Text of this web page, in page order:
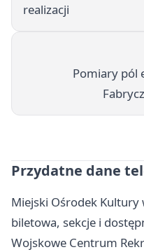
realizacji
Pomiary pól
Przydatne dane
Miejski Ośrodek Kultury
biletowa, sekcje i
Wojskowe Centrum